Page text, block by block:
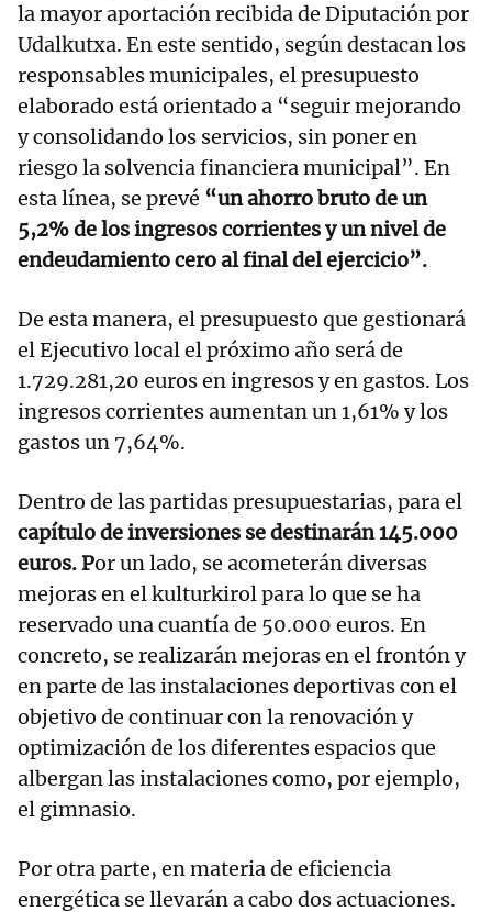
la mayor aportación recibida de Diputación por
Udalkutxa. En este sentido, según destacan los
responsables municipales, el presupuesto
elaborado está orientado a “seguir mejorando
y consolidando los servicios, sin poner en
riesgo la solvencia financiera municipal”. En
esta línea, se prevé “un ahorro bruto de un
5,2% de los ingresos corrientes y un nivel de
endeudamiento cero al final del ejercicio”.
De esta manera, el presupuesto que gestionará
el Ejecutivo local el próximo año será de
1.729.281,20 euros en ingresos y en gastos. Los
ingresos corrientes aumentan un 1,61% y los
gastos un 7,64%.
Dentro de las partidas presupuestarias, para el
capítulo de inversiones se destinarán 145.000
euros. Por un lado, se acometerán diversas
mejoras en el kulturkirol para lo que se ha
reservado una cuantía de 50.000 euros. En
concreto, se realizarán mejoras en el frontón y
en parte de las instalaciones deportivas con el
objetivo de continuar con la renovación y
optimización de los diferentes espacios que
albergan las instalaciones como, por ejemplo,
el gimnasio.
Por otra parte, en materia de eficiencia
energética se llevarán a cabo dos actuaciones.